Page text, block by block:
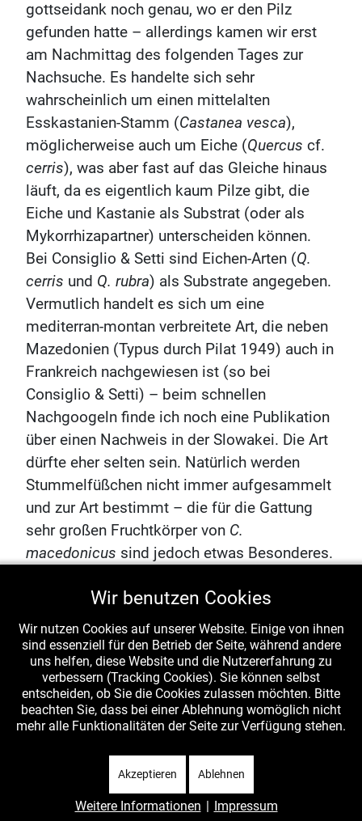
gottseidank noch genau, wo er den Pilz
gefunden hatte – allerdings kamen wir erst
am Nachmittag des folgenden Tages zur
Nachsuche. Es handelte sich sehr
wahrscheinlich um einen mittelalten
Esskastanien-Stamm (Castanea vesca),
möglicherweise auch um Eiche (Quercus cf.
cerris), was aber fast auf das Gleiche hinaus
läuft, da es eigentlich kaum Pilze gibt, die
Eiche und Kastanie als Substrat (oder als
Mykorrhizapartner) unterscheiden können.
Bei Consiglio & Setti sind Eichen-Arten (Q.
cerris und Q. rubra) als Substrate angegeben.
Vermutlich handelt es sich um eine
mediterran-montan verbreitete Art, die neben
Mazedonien (Typus durch Pilat 1949) auch in
Frankreich nachgewiesen ist (so bei
Consiglio & Setti) – beim schnellen
Nachgoogeln finde ich noch eine Publikation
über einen Nachweis in der Slowakei. Die Art
dürfte eher selten sein. Natürlich werden
Stummelfüßchen nicht immer aufgesammelt
und zur Art bestimmt – die für die Gattung
sehr großen Fruchtkörper von C.
macedonicus sind jedoch etwas Besonderes.
Mal in Deutschland gefunden wird – dort gibt
es ja auch recht warme Ecken und der
Klimawandel schreitet ja bekanntlich voran.
Insofern wäre auch zu überlegen, ob der
deutschen Name "Mazedonisches
Stummelfüßchen" nicht z.B. durch
"Orangeblättriges S." ersetzt werden könnte.
Weiter
Vorheriger Beitrag: Pilz des Monats - 2022
Zurück
Wir benutzen Cookies
Wir nutzen Cookies auf unserer Website. Einige von ihnen
sind essenziell für den Betrieb der Seite, während andere
uns helfen, diese Website und die Nutzererfahrung zu
verbessern (Tracking Cookies). Sie können selbst
entscheiden, ob Sie die Cookies zulassen möchten. Bitte
beachten Sie, dass bei einer Ablehnung womöglich nicht
mehr alle Funktionalitäten der Seite zur Verfügung stehen.
Akzeptieren Ablehnen
Weitere Informationen | Impressum